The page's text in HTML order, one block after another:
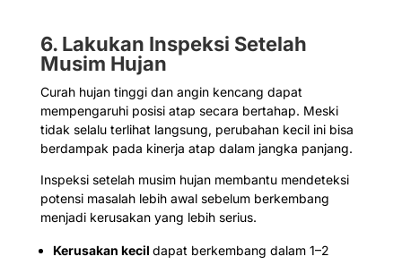
6. Lakukan Inspeksi Setelah
Musim Hujan
Curah hujan tinggi dan angin kencang dapat
mempengaruhi posisi atap secara bertahap. Meski
tidak selalu terlihat langsung, perubahan kecil ini bisa
berdampak pada kinerja atap dalam jangka panjang.
Inspeksi setelah musim hujan membantu mendeteksi
potensi masalah lebih awal sebelum berkembang
menjadi kerusakan yang lebih serius.
Kerusakan kecil dapat berkembang dalam 1–2